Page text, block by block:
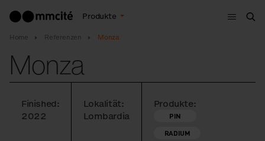
Produkte
Menu
Home Referenzen Monza
Monza
Finished:
2022
Lokalität:
Lombardia
Produkte:
PIN
RADIUM